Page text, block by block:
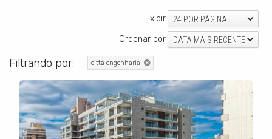
Exibir 24 POR PÁGINA
Ordenar por DATA MAIS RECENTE
Filtrando por: cittá engenharia